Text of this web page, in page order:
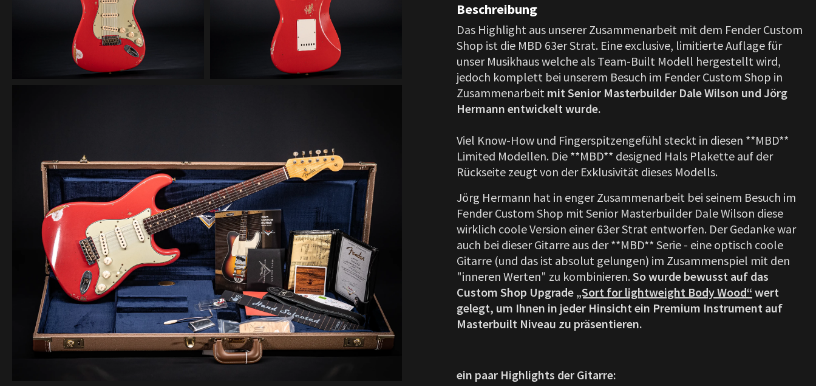
Beschreibung
Das Highlight aus unserer Zusammenarbeit mit dem Fender Custom
Shop ist die MBD 63er Strat. Eine exclusive, limitierte Auflage für
unser Musikhaus welche als Team-Built Modell hergestellt wird,
jedoch komplett bei unserem Besuch im Fender Custom Shop in
Zusammenarbeit mit Senior Masterbuilder Dale Wilson und Jörg
Hermann entwickelt wurde.
Viel Know-How und Fingerspitzengefühl steckt in diesen **MBD**
Limited Modellen. Die **MBD** designed Hals Plakette auf der
Rückseite zeugt von der Exklusivität dieses Modells.
Jörg Hermann hat in enger Zusammenarbeit bei seinem Besuch im
Fender Custom Shop mit Senior Masterbuilder Dale Wilson diese
wirklich coole Version einer 63er Strat entworfen. Der Gedanke war
auch bei dieser Gitarre aus der **MBD** Serie - eine optisch coole
Gitarre (und das ist absolut gelungen) im Zusammenspiel mit den
"inneren Werten" zu kombinieren. So wurde bewusst auf das
Custom Shop Upgrade „Sort for lightweight Body Wood“ wert
gelegt, um Ihnen in jeder Hinsicht ein Premium Instrument auf
Masterbuilt Niveau zu präsentieren.
ein paar Highlights der Gitarre: